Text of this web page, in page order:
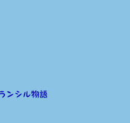
ンシル物語